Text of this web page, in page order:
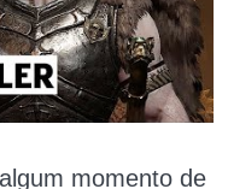
momento de